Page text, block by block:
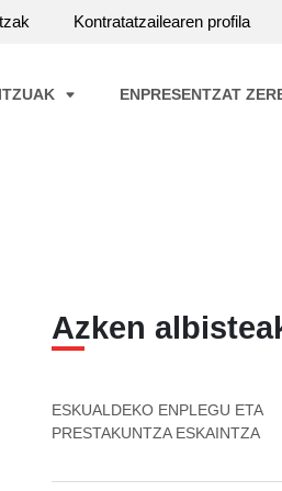
Kontratatzailearen profila
ENPRESENTZAT
Azken
ESKUALDEKO ENPLEGU ETA
PRESTAKUNTZA ESKAINTZA